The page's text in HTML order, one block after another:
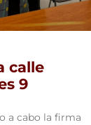
calle
9
a cabo la firma